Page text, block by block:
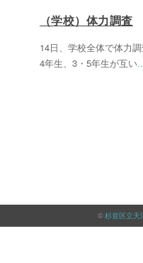
（学校）体力調査
14日、学校全体で体力
4年生、3・5年生が互い
© 杉並区立